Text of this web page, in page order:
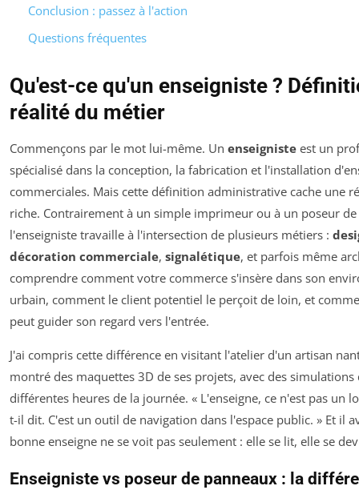
Conclusion : passez à l'action
Questions fréquentes
Qu'est-ce qu'un enseigniste ?
réalité du métier
Commençons par le mot lui-même. Un enseigniste est un
spécialisé dans la conception, la fabrication et l'installation
commerciales. Mais cette définition administrative cache une
riche. Contrairement à un simple imprimeur ou à un poseur
l'enseigniste travaille à l'intersection de plusieurs métiers :
décoration commerciale, signalétique, et parfois même
comprendre comment votre commerce s'insère dans son
urbain, comment le client potentiel le perçoit de loin, et
peut guider son regard vers l'entrée.
J'ai compris cette différence en visitant l'atelier d'un artisan
montré des maquettes 3D de ses projets, avec des simulations
différentes heures de la journée. « L'enseigne, ce n'est pas un
t-il dit. C'est un outil de navigation dans l'espace public. » Et il
bonne enseigne ne se voit pas seulement : elle se lit, elle se
Enseigniste vs poseur de panneaux : la